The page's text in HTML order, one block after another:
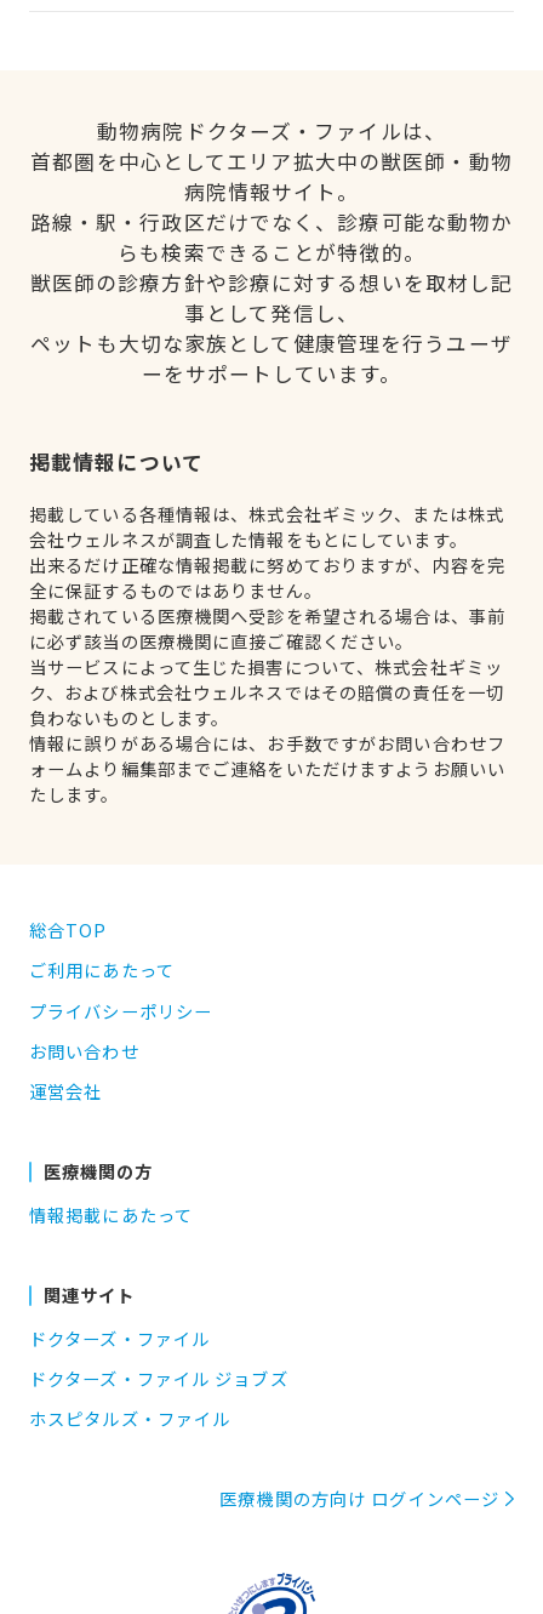
動物病院ドクターズ・ファイルは、
首都圏を中心としてエリア拡大中の獣医師・動物
病院情報サイト。
路線・駅・行政区だけでなく、診療可能な動物か
らも検索できることが特徴的。
獣医師の診療方針や診療に対する想いを取材し記
事として発信し、
ペットも大切な家族として健康管理を行うユーザ
ーをサポートしています。
掲載情報について
掲載している各種情報は、株式会社ギミック、または株式
会社ウェルネスが調査した情報をもとにしています。
出来るだけ正確な情報掲載に努めておりますが、内容を完
全に保証するものではありません。
掲載されている医療機関へ受診を希望される場合は、事前
に必ず該当の医療機関に直接ご確認ください。
当サービスによって生じた損害について、株式会社ギミッ
ク、および株式会社ウェルネスではその賠償の責任を一切
負わないものとします。
情報に誤りがある場合には、お手数ですがお問い合わせフ
ォームより編集部までご連絡をいただけますようお願いい
たします。
総合TOP
ご利用にあたって
プライバシーポリシー
お問い合わせ
運営会社
医療機関の方
情報掲載にあたって
関連サイト
ドクターズ・ファイル
ドクターズ・ファイル ジョブズ
ホスピタルズ・ファイル
医療機関の方向け ログインページ